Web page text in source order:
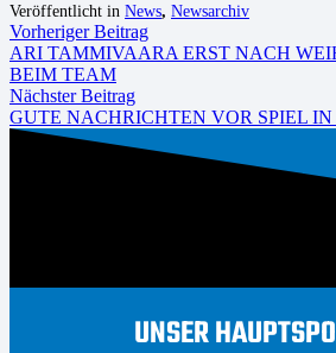
Veröffentlicht in News, Newsarchiv
Vorheriger Beitrag
ARI TAMMIVAARA ERST NACH
BEIM TEAM
Nächster Beitrag
GUTE NACHRICHTEN VOR SPIEL
UNSER